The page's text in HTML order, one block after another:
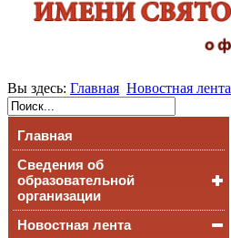
Вы здесь: Главная Новостная лента
Главная
Сведения об
образовательной
организации
Основные сведения
Новостная лента